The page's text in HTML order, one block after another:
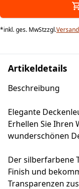
*inkl. ges. MwStzzgl.
Artikeldetails
Beschreibung
Elegante
Erhellen Sie Ihren
wunderschönen
Der silberfarbene
Finish und
Transparenzen